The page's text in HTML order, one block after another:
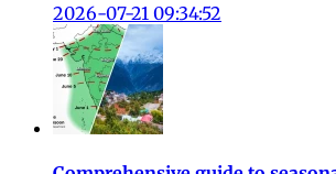
2026-07-21 09:34:52